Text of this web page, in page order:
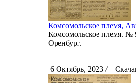
Комсомольское племя,
Комсомольское племя. №
Оренбург.
6 Октябрь, 2023 /